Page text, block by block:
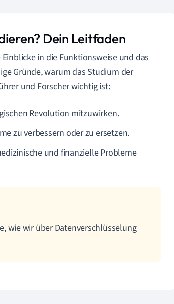
Dein Leitfaden
in die Funktionsweise und das
Gründe, warum das Studium der
und Forscher wichtig ist:
Revolution mitzuwirken.
zu verbessern oder zu ersetzen.
und finanzielle Probleme
wie wir über Datenverschlüsselung